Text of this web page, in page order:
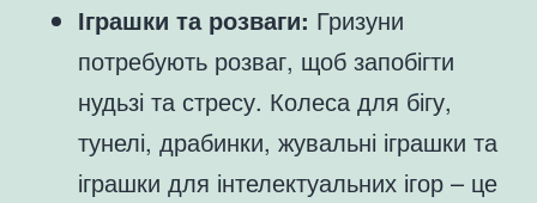
Іграшки та розваги: Гризуни
потребують розваг, щоб запобігти
нудьзі та стресу. Колеса для бігу,
тунелі, драбинки, жувальні іграшки та
іграшки для інтелектуальних ігор – це